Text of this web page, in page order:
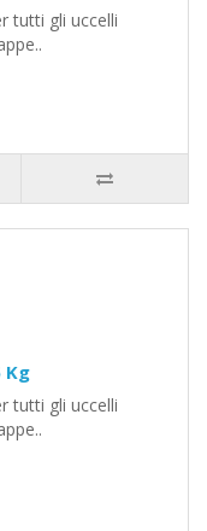
tutti gli uccelli
Kg
tutti gli uccelli